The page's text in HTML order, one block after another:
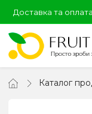
Доставка та оплата
Каталог